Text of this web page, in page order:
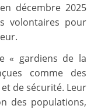
décembre 2025
volontaires pour
« gardiens de la
comme des
de sécurité. Leur
des populations,